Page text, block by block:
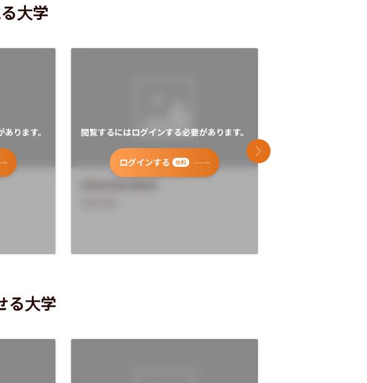
大学
ります。 閲覧するにはログインする必要があります。
ログインする 無料
次のスライド
る大学